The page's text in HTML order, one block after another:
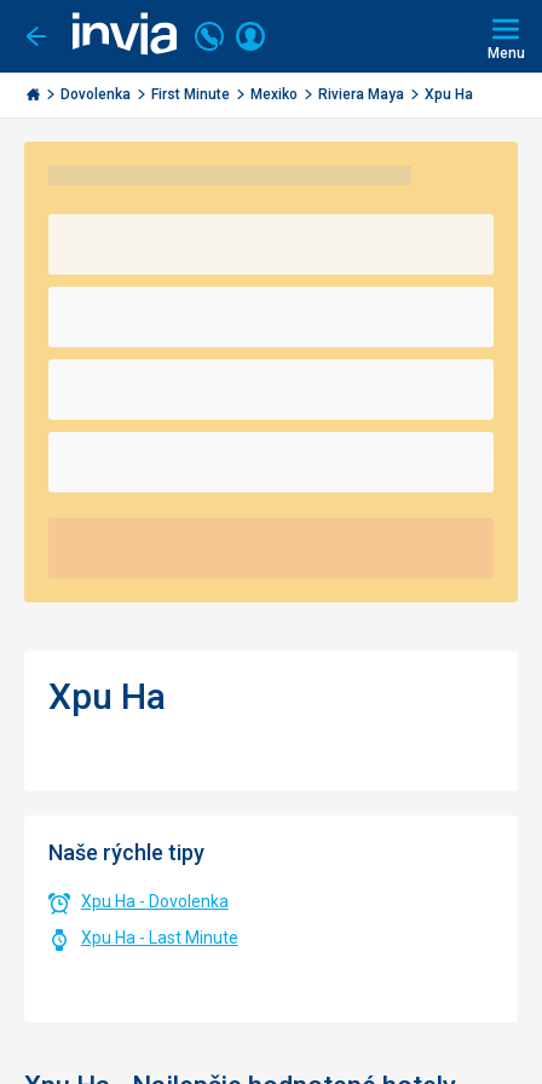
Ísť
späť
Invia.sk
Volajte
+421
2
3221
Prihlásiť
Menu
Dovolenka First Minute Mexiko Riviera Maya Xpu Ha
Xpu Ha
Naše rýchle tipy
Xpu Ha - Dovolenka
Xpu Ha - Last Minute